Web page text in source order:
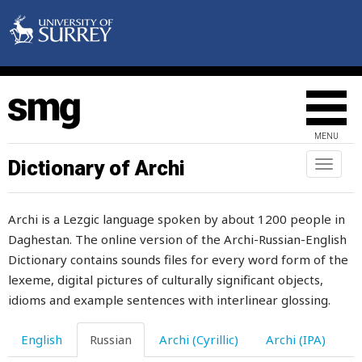
MENU
Toggle
Dictionary of Archi
Archi is a Lezgic language spoken by about 1200 people in
Daghestan. The online version of the Archi-Russian-English
Dictionary contains sounds files for every word form of the
lexeme, digital pictures of culturally significant objects,
idioms and example sentences with interlinear glossing.
English Russian Archi (Cyrillic) Archi (IPA)
воровство
воронка
ворота
воротник
ворох
ворчать
восемьдесят